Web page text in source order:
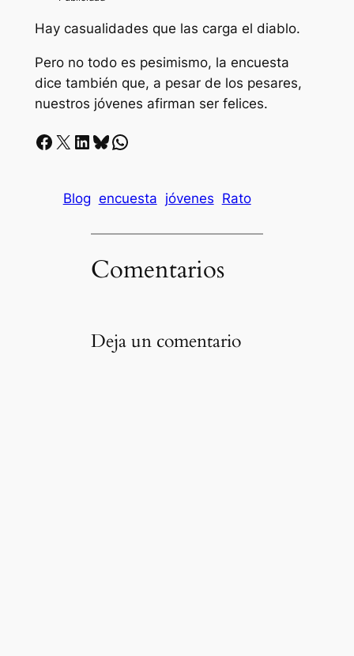
Hay casualidades que las carga el diablo.
Pero no todo es pesimismo, la encuesta
dice también que, a pesar de los pesares,
nuestros jóvenes afirman ser felices.
Facebook X LinkedIn Bluesky Whatsapp
Blog encuesta jóvenes Rato
Comentarios
Deja un comentario